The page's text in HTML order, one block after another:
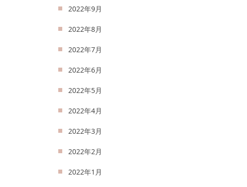
2022年9月
2022年8月
2022年7月
2022年6月
2022年5月
2022年4月
2022年3月
2022年2月
2022年1月